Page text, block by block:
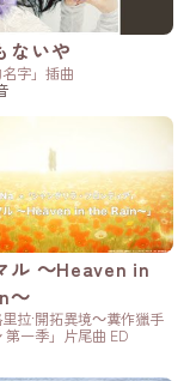
ないや
字」插曲
ル ～Heaven in
～
拉·開拓異境～糞作獵手
第一季」片尾曲 ED